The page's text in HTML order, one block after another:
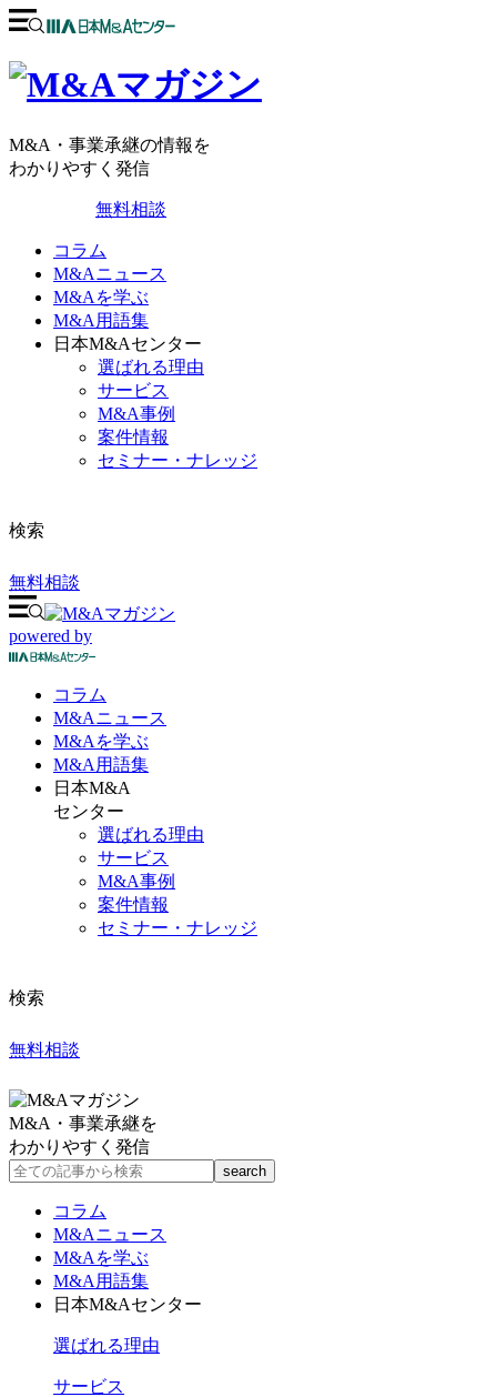
M&A・事業承継の情報を
わかりやすく発信
無料相談
コラム
M&Aニュース
M&Aを学ぶ
M&A用語集
日本M&Aセンター
選ばれる理由
サービス
M&A事例
案件情報
セミナー・ナレッジ
検索
無料相談
powered by
コラム
M&Aニュース
M&Aを学ぶ
M&A 用語集
日本M&A
センター
選ばれる理由
サービス
M&A事例
案件情報
セミナー・ナレッジ
検索
無料相談
M&A・事業承継を
わかりやすく発信
コラム
M&Aニュース
M&Aを学ぶ
M&A用語集
日本M&Aセンター
選ばれる理由
サービス